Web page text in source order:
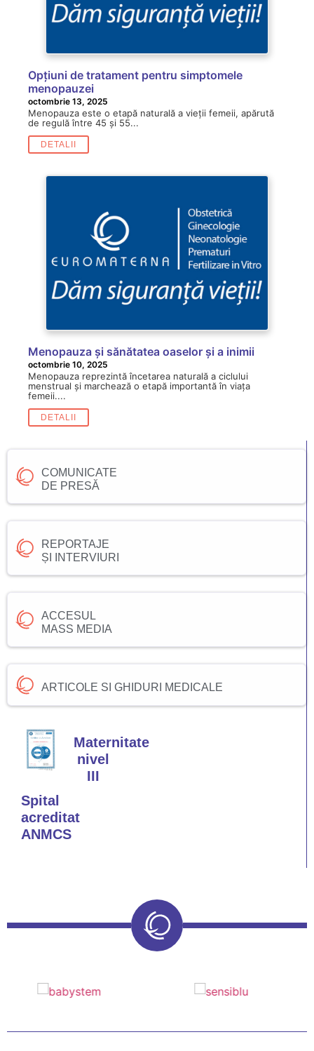
COMUNICATE
DE PRESĂ
REPORTAJE
ȘI INTERVIURI
ACCESUL
MASS MEDIA
ARTICOLE SI GHIDURI MEDICALE
Spital
acreditat
ANMCS
Maternitate
nivel
III
Opțiuni de tratament pentru simptomele
menopauzei
octombrie 13, 2025
Menopauza este o etapă naturală a vieții femeii, apărută
de regulă între 45 și 55...
DETALII
Menopauza și sănătatea oaselor și a inimii
octombrie 10, 2025
Menopauza reprezintă încetarea naturală a ciclului
menstrual și marchează o etapă importantă în viața
femeii....
DETALII